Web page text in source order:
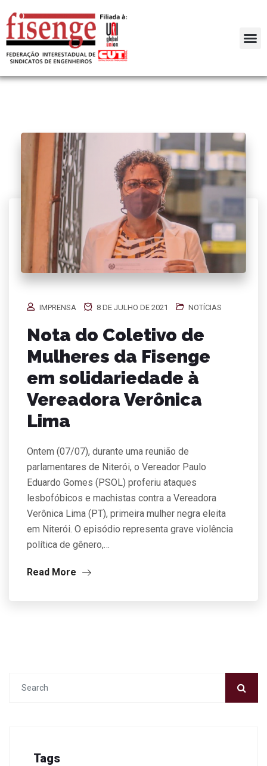
IMPRENSA 8 DE JULHO DE 2021 NOTÍCIAS
Nota do Coletivo de
Mulheres da Fisenge
em solidariedade à
Vereadora Verônica
Lima
Ontem (07/07), durante uma reunião de
parlamentares de Niterói, o Vereador Paulo
Eduardo Gomes (PSOL) proferiu ataques
lesbofóbicos e machistas contra a Vereadora
Verônica Lima (PT), primeira mulher negra eleita
em Niterói. O episódio representa grave violência
política de gênero,…
Read More
Tags